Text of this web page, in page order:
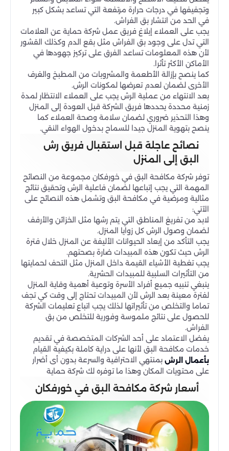
وتجفيفها في درجات حرارة مرتفعة التي تساعد بشكل كبير
في الحد من انتشار بق الفراش.
يجب على العملاء إبلاغ فريق عمل شركة حماية عن العلامات
التي تدل على وجود بق الفراش مثل بقع الدم وكذلك القشور
لأن هذه المعلومات تساعد الفرق على تركيز جهودها في
الأماكن الأكثر تأثرا.
كما ينصح بإزالة الأطعمة والمشروبات من المطبخ والغرف
الأخرى لضمان لعدم تعرضها لمكونات الرش.
بعد الانتهاء من عملية الرش يجب على العملاء الانتظار لمدة
زمنية محددة يحددها فريق الشركة قبل العودة إلى المنزل
وهذا التحذير ضروري لضمان سلامة وصحة العملاء كما
ينصح بتهوية المنزل جيدا للسماح بدخول الهواء النقي.
نصائح عاجلة قبل استقبال فريق رش
البق إلى المنزل
توفر شركة مكافحة البق في خورفكان مجموعة من النصائح
المهمة التي يجب إتباعها لضمان فاعلية الرش وتحقيق نتائج
مثالية ومرضية في مكافحة البق وتشمل هذه النصائح على
الآتي:
لابد من تفريغ المناطق التي يتم رشها مثل الخزائن والأرفف
لضمان وصول الرش كل زوايا المنزل.
يجب التأكد من إبعاد الحيوانات الأليفة عن المنزل خلال فترة
الرش حيث تكون هذه المبيدات ضارة بصحتهم.
يجب تغطية الأشياء القيمة داخل المنزل مثل التحف لحمايتها
من التأثيرات السلبية للمبيدات الحشرية.
ينبغي تنبيه جميع أفراد الأسرة وتوعية أهمية وقاية المنزل
لفترة معينة بعد الرش لأن المبيدات تحتاج إلى وقت كي تجف
تماما والتخلص من تأثيراتها لذلك يجب اتباع تعليمات الشركة
للحصول على نتائج ملموسة وفورية للتخلص من بق
الفراش.
يفضل الاعتماد على أحد الشركات المتخصصة في تقديم
خدمات مكافحة البق لأنها على دراية كاملة بكيفية القيام
بأعمال الرش بمنتهي الاحترافية والسرعة بدون أى أضرار
على محتويات المكان وهذا ما توفره لك شركة حماية
أسعار شركة مكافحة البق في خورفكان